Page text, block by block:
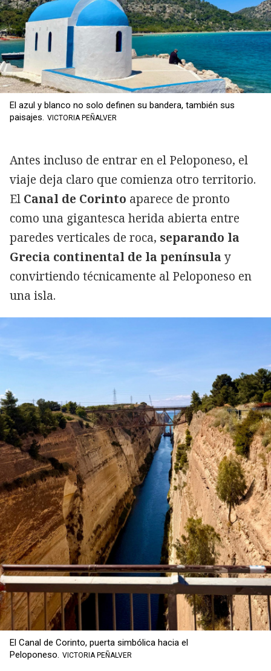
El azul y blanco no solo definen su bandera, también sus
paisajes. VICTORIA PEÑALVER
Antes incluso de entrar en el Peloponeso, el
viaje deja claro que comienza otro territorio.
El Canal de Corinto aparece de pronto
como una gigantesca herida abierta entre
paredes verticales de roca, separando la
Grecia continental de la península y
convirtiendo técnicamente al Peloponeso en
una isla.
El Canal de Corinto, puerta simbólica hacia el
Peloponeso. VICTORIA PEÑALVER